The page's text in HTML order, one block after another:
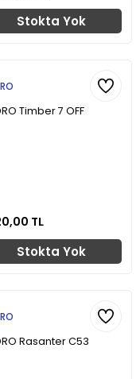
Stokta Yok
Timber 7 OFF
TL
Stokta Yok
Rasanter C53